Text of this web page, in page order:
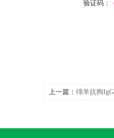
验证码：
上一篇： 绵羊抗狗